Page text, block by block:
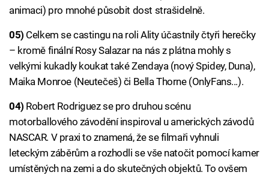
animaci) pro mnohé působit dost strašidelně.
05) Celkem se castingu na roli Ality účastnily čtyři herečky
– kromě finální Rosy Salazar na nás z plátna mohly s
velkými kukadly koukat také Zendaya (nový Spidey, Duna),
Maika Monroe (Neutečeš) či Bella Thorne (OnlyFans...).
04) Robert Rodriguez se pro druhou scénu
motorballového závodění inspiroval u amerických závodů
NASCAR. V praxi to znamená, že se filmaři vyhnuli
leteckým záběrům a rozhodli se vše natočit pomocí kamer
umístěných na zemi a do skutečných objektů. To ovšem